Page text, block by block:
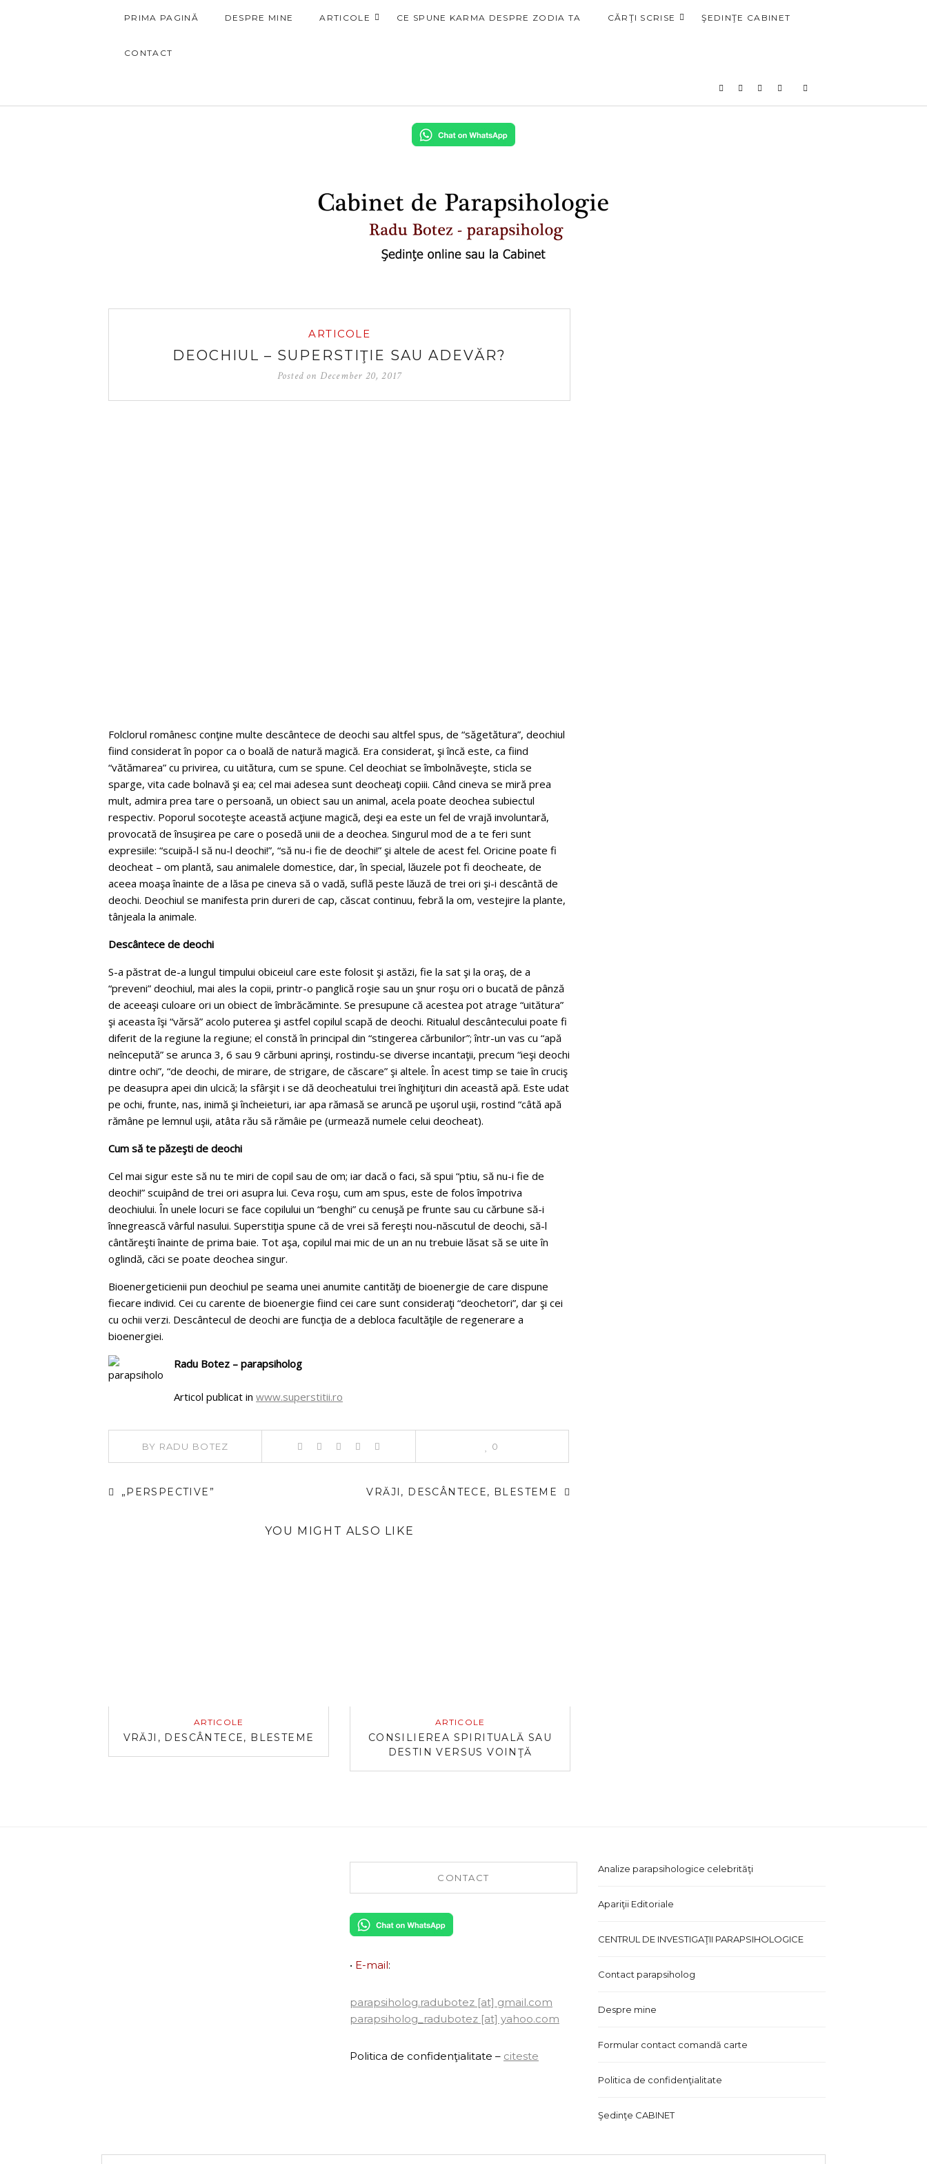
PRIMA PAGINĂ DESPRE MINE ARTICOLE CE SPUNE KARMA DESPRE ZODIA TA CĂRŢI SCRISE ŞEDINŢE CABINET
CONTACT
ARTICOLE
DEOCHIUL – SUPERSTIŢIE SAU ADEVĂR?
Posted on December 20, 2017
Folclorul românesc conţine multe descântece de deochi sau altfel spus, de “săgetătura”, deochiul
fiind considerat în popor ca o boală de natură magică. Era considerat, şi încă este, ca fiind
“vătămarea” cu privirea, cu uitătura, cum se spune. Cel deochiat se îmbolnăveşte, sticla se
sparge, vita cade bolnavă şi ea; cel mai adesea sunt deocheaţi copiii. Când cineva se miră prea
mult, admira prea tare o persoană, un obiect sau un animal, acela poate deochea subiectul
respectiv. Poporul socoteşte această acţiune magică, deşi ea este un fel de vrajă involuntară,
provocată de însuşirea pe care o posedă unii de a deochea. Singurul mod de a te feri sunt
expresiile: “scuipă-l să nu-l deochi!”, “să nu-i fie de deochi!” şi altele de acest fel. Oricine poate fi
deocheat – om plantă, sau animalele domestice, dar, în special, lăuzele pot fi deocheate, de
aceea moaşa înainte de a lăsa pe cineva să o vadă, suflă peste lăuză de trei ori şi-i descântă de
deochi. Deochiul se manifesta prin dureri de cap, căscat continuu, febră la om, vestejire la plante,
tânjeala la animale.
Descântece de deochi
S-a păstrat de-a lungul timpului obiceiul care este folosit şi astăzi, fie la sat şi la oraş, de a
“preveni” deochiul, mai ales la copii, printr-o panglică roşie sau un şnur roşu ori o bucată de pânză
de aceeaşi culoare ori un obiect de îmbrăcăminte. Se presupune că acestea pot atrage “uitătura”
şi aceasta îşi “vărsă” acolo puterea şi astfel copilul scapă de deochi. Ritualul descântecului poate fi
diferit de la regiune la regiune; el constă în principal din “stingerea cărbunilor”; într-un vas cu “apă
neîncepută” se arunca 3, 6 sau 9 cărbuni aprinşi, rostindu-se diverse incantaţii, precum “ieşi deochi
dintre ochi”, “de deochi, de mirare, de strigare, de căscare” şi altele. În acest timp se taie în cruciş
pe deasupra apei din ulcică; la sfârşit i se dă deocheatului trei înghiţituri din această apă. Este udat
pe ochi, frunte, nas, inimă şi încheieturi, iar apa rămasă se aruncă pe uşorul uşii, rostind “câtă apă
rămâne pe lemnul uşii, atâta rău să rămâie pe (urmează numele celui deocheat).
Cum să te păzeşti de deochi
Cel mai sigur este să nu te miri de copil sau de om; iar dacă o faci, să spui “ptiu, să nu-i fie de
deochi!” scuipând de trei ori asupra lui. Ceva roşu, cum am spus, este de folos împotriva
deochiului. În unele locuri se face copilului un “benghi” cu cenuşă pe frunte sau cu cărbune să-i
înnegrească vârful nasului. Superstiţia spune că de vrei să fereşti nou-născutul de deochi, să-l
cântăreşti înainte de prima baie. Tot aşa, copilul mai mic de un an nu trebuie lăsat să se uite în
oglindă, căci se poate deochea singur.
Bioenergeticienii pun deochiul pe seama unei anumite cantităţi de bioenergie de care dispune
fiecare individ. Cei cu carente de bioenergie fiind cei care sunt consideraţi “deochetori”, dar şi cei
cu ochii verzi. Descântecul de deochi are funcţia de a debloca facultăţile de regenerare a
bioenergiei.
Radu Botez – parapsiholog
Articol publicat in www.superstitii.ro
BY RADU BOTEZ 0
„PERSPECTIVE” VRĂJI, DESCÂNTECE, BLESTEME
YOU MIGHT ALSO LIKE
ARTICOLE
VRĂJI, DESCÂNTECE, BLESTEME
ARTICOLE
CONSILIEREA SPIRITUALĂ SAU
DESTIN VERSUS VOINŢĂ
CONTACT
• E-mail:
parapsiholog.radubotez [at] gmail.com
parapsiholog_radubotez [at] yahoo.com
Politica de confidenţialitate – citeste
Analize parapsihologice celebrităţi
Apariţii Editoriale
CENTRUL DE INVESTIGAŢII PARAPSIHOLOGICE
Contact parapsiholog
Despre mine
Formular contact comandă carte
Politica de confidenţialitate
Şedinţe CABINET